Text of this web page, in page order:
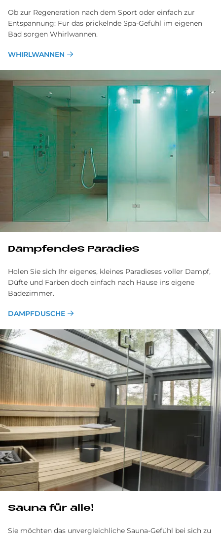
Ob zur Regeneration nach dem Sport oder einfach zur
Entspannung: Für das prickelnde Spa-Gefühl im eigenen
Bad sorgen Whirlwannen.
WHIRLWANNEN
Dampfendes Paradies
Holen Sie sich Ihr eigenes, kleines Paradieses voller Dampf,
Düfte und Farben doch einfach nach Hause ins eigene
Badezimmer.
DAMPFDUSCHE
Sauna für alle!
Sie möchten das unvergleichliche Sauna-Gefühl bei sich zu